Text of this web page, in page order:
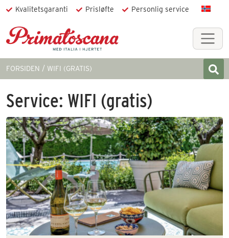
Kvalitetsgaranti Prisløfte Personlig service
FORSIDEN WIFI (GRATIS)
Service: WIFI (gratis)